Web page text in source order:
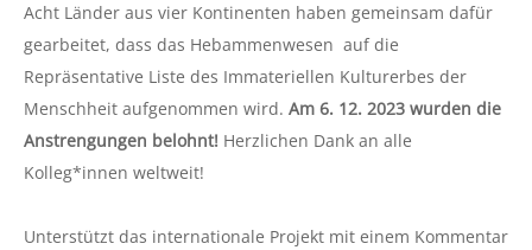
Acht Länder aus vier Kontinenten haben gemeinsam dafür
gearbeitet, dass das Hebammenwesen auf die
Repräsentative Liste des Immateriellen Kulturerbes der
Menschheit aufgenommen wird. Am 6. 12. 2023 wurden die
Anstrengungen belohnt! Herzlichen Dank an alle
Kolleg*innen weltweit!
Unterstützt das internationale Projekt mit einem Kommentar